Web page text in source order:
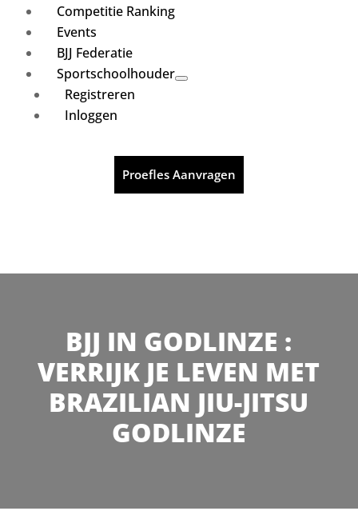
Competitie Ranking
Events
BJJ Federatie
Sportschoolhouder
Registreren
Inloggen
Proefles Aanvragen
BJJ IN GODLINZE :
VERRIJK JE LEVEN MET
BRAZILIAN JIU-JITSU
GODLINZE